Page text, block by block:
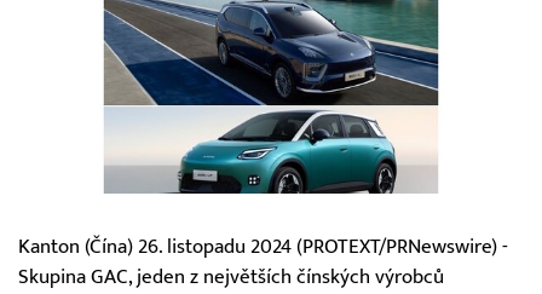
Kanton (Čína) 26. listopadu 2024 (PROTEXT/PRNewswire) -
Skupina GAC, jeden z největších čínských výrobců